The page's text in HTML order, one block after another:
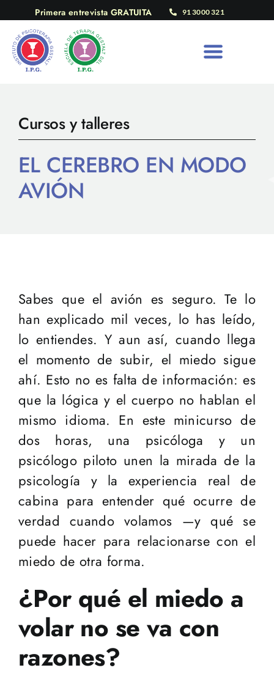
contenido
Primera entrevista GRATUITA 91 3000 321
Cursos y talleres
EL CEREBRO EN MODO
AVIÓN
Sabes que el avión es seguro. Te lo
han explicado mil veces, lo has leído,
lo entiendes. Y aun así, cuando llega
el momento de subir, el miedo sigue
ahí. Esto no es falta de información: es
que la lógica y el cuerpo no hablan el
mismo idioma. En este minicurso de
dos horas, una psicóloga y un
psicólogo piloto unen la mirada de la
psicología y la experiencia real de
cabina para entender qué ocurre de
verdad cuando volamos —y qué se
puede hacer para relacionarse con el
miedo de otra forma.
¿Por qué el miedo a
volar no se va con
razones?